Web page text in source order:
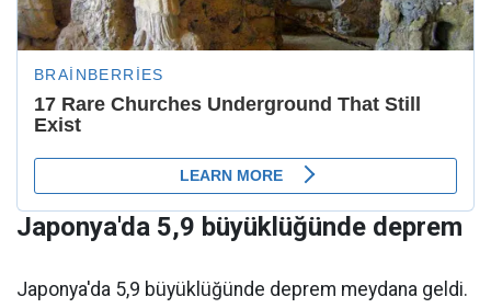
Japonya'da 5,9 büyüklüğünde deprem
Japonya'da 5,9 büyüklüğünde deprem meydana geldi.